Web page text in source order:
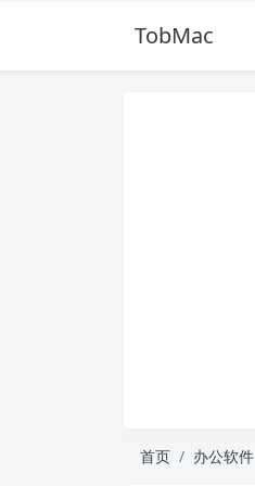
TobMac
首页 办公软件